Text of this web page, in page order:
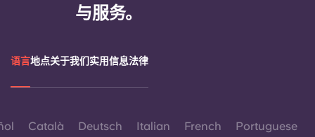
与服务。
语言地点关于我们实用信息法律
Català Deutsch Italian French Portuguese